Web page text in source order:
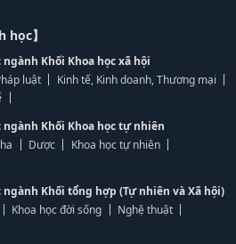
học】
Khối Khoa học xã hội
luật
Kinh tế, Kinh doanh, Thương mại
Khối Khoa học tự nhiên
Dược
Khoa học tự nhiên
Khối tổng hợp (Tự nhiên và Xã hội)
Khoa học đời sống
Nghệ thuật